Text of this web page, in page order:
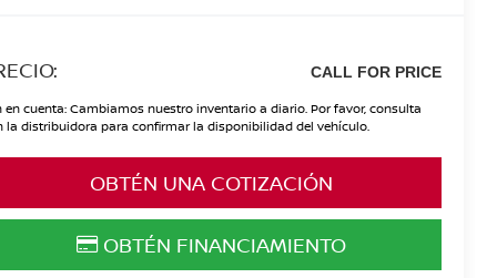
CALL FOR PRICE
en cuenta: Cambiamos nuestro inventario a diario. Por favor, consulta
la distribuidora para confirmar la disponibilidad del vehículo.
OBTÉN UNA COTIZACIÓN
OBTÉN FINANCIAMIENTO